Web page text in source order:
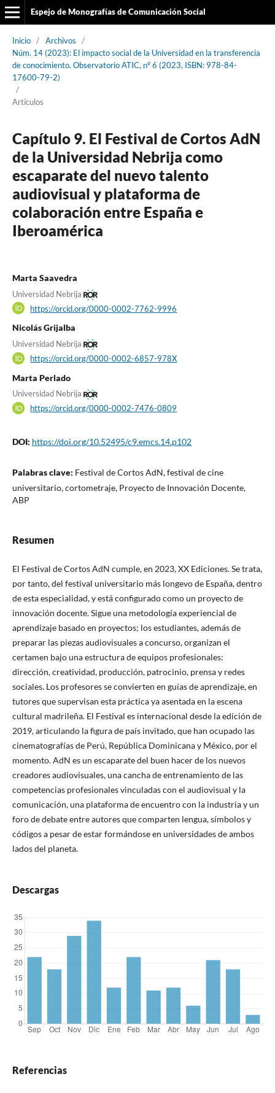
Espejo de Monografías de Comunicación Social
Inicio / Archivos
/
Núm. 14 (2023): El impacto social de la Universidad en la transferencia
de conocimiento. Observatorio ATIC, nº 6 (2023, ISBN: 978-84-
17600-79-2)
/
Artículos
Capítulo 9. El Festival de Cortos AdN
de la Universidad Nebrija como
escaparate del nuevo talento
audiovisual y plataforma de
colaboración entre España e
Iberoamérica
Marta Saavedra
Universidad Nebrija
https://orcid.org/0000-0002-7762-9996
Nicolás Grijalba
Universidad Nebrija
https://orcid.org/0000-0002-6857-978X
Marta Perlado
Universidad Nebrija
https://orcid.org/0000-0002-7476-0809
DOI: https://doi.org/10.52495/c9.emcs.14.p102
Palabras clave: Festival de Cortos AdN, festival de cine
universitario, cortometraje, Proyecto de Innovación Docente,
ABP
Resumen
El Festival de Cortos AdN cumple, en 2023, XX Ediciones. Se trata,
por tanto, del festival universitario más longevo de España, dentro
de esta especialidad, y está configurado como un proyecto de
innovación docente. Sigue una metodología experiencial de
aprendizaje basado en proyectos; los estudiantes, además de
preparar las piezas audiovisuales a concurso, organizan el
certamen bajo una estructura de equipos profesionales:
dirección, creatividad, producción, patrocinio, prensa y redes
sociales. Los profesores se convierten en guías de aprendizaje, en
tutores que supervisan esta práctica ya asentada en la escena
cultural madrileña. El Festival es internacional desde la edición de
2019, articulando la figura de país invitado, que han ocupado las
cinematografías de Perú, República Dominicana y México, por el
momento. AdN es un escaparate del buen hacer de los nuevos
creadores audiovisuales, una cancha de entrenamiento de las
competencias profesionales vinculadas con el audiovisual y la
comunicación, una plataforma de encuentro con la industria y un
foro de debate entre autores que comparten lengua, símbolos y
códigos a pesar de estar formándose en universidades de ambos
lados del planeta.
Descargas
Referencias